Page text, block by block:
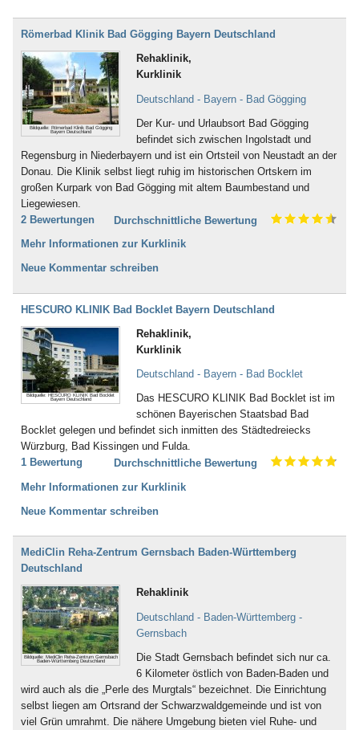
Römerbad Klinik Bad Gögging Bayern Deutschland
Bildquelle: Römerbad Klinik Bad Gögging
Bayern Deutschland
Rehaklinik,
Kurklinik
Deutschland - Bayern - Bad Gögging
Der Kur- und Urlaubsort Bad Gögging
befindet sich zwischen Ingolstadt und
Regensburg in Niederbayern und ist ein Ortsteil von Neustadt an der
Donau. Die Klinik selbst liegt ruhig im historischen Ortskern im
großen Kurpark von Bad Gögging mit altem Baumbestand und
Liegewiesen.
2 Bewertungen
Durchschnittliche Bewertung
Mehr Informationen zur Kurklinik
Neue Kommentar schreiben
HESCURO KLINIK Bad Bocklet Bayern Deutschland
Bildquelle: HESCURO KLINIK Bad Bocklet
Bayern Deutschland
Rehaklinik,
Kurklinik
Deutschland - Bayern - Bad Bocklet
Das HESCURO KLINIK Bad Bocklet ist im
schönen Bayerischen Staatsbad Bad
Bocklet gelegen und befindet sich inmitten des Städtedreiecks
Würzburg, Bad Kissingen und Fulda.
1 Bewertung
Durchschnittliche Bewertung
Mehr Informationen zur Kurklinik
Neue Kommentar schreiben
MediClin Reha-Zentrum Gernsbach Baden-Württemberg
Deutschland
Bildquelle: MediClin Reha-Zentrum Gernsbach
Baden-Württemberg Deutschland
Rehaklinik
Deutschland - Baden-Württemberg -
Gernsbach
Die Stadt Gernsbach befindet sich nur ca.
6 Kilometer östlich von Baden-Baden und
wird auch als die „Perle des Murgtals“ bezeichnet. Die Einrichtung
selbst liegen am Ortsrand der Schwarzwaldgemeinde und ist von
viel Grün umrahmt. Die nähere Umgebung bieten viel Ruhe- und